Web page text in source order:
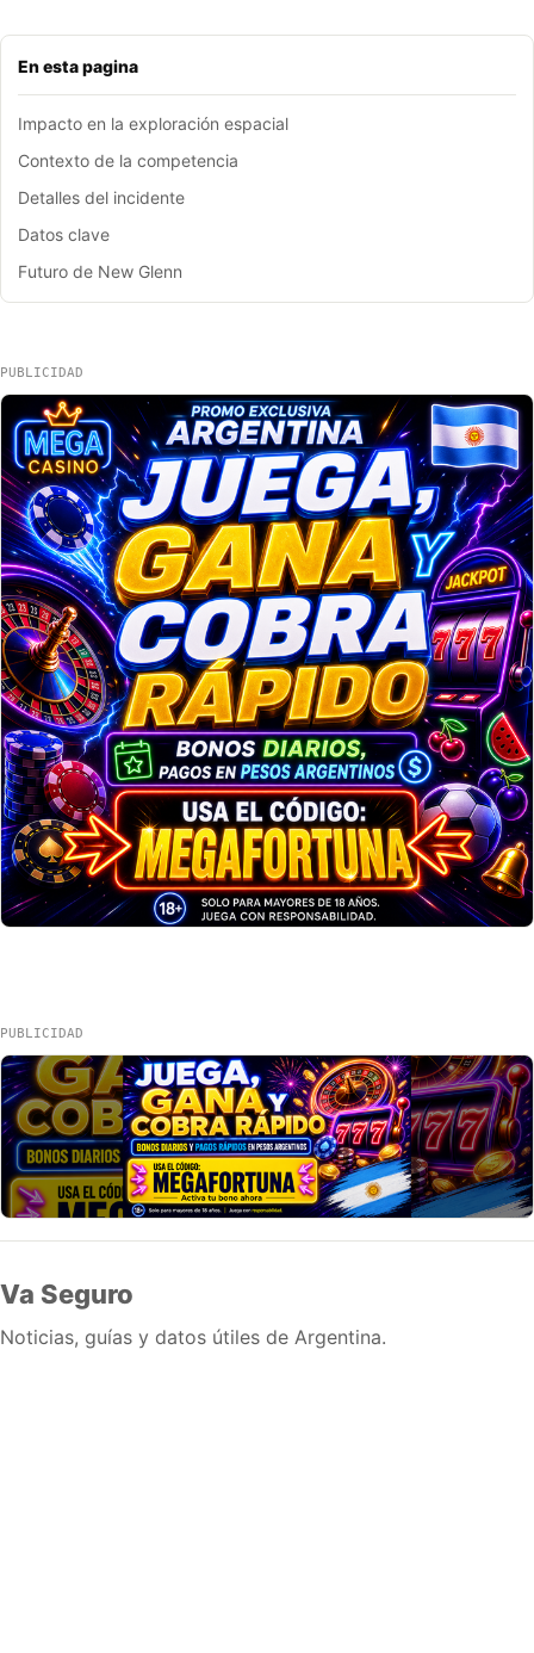
En esta pagina
Impacto en la exploración espacial
Contexto de la competencia
Detalles del incidente
Datos clave
Futuro de New Glenn
PUBLICIDAD
PUBLICIDAD
Va Seguro
Noticias, guías y datos útiles de Argentina.